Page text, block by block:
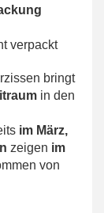
verpackt
bringt
in den
im März,
zeigen im
von